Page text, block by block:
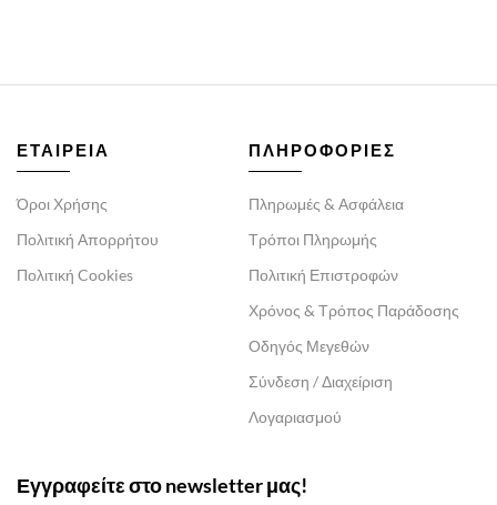
ΕΤΑΙΡΕΙΑ
Όροι Χρήσης
Πολιτική Απορρήτου
Πολιτική Cookies
ΠΛΗΡΟΦΟΡΙΕΣ
Πληρωμές & Ασφάλεια
Τρόποι Πληρωμής
Πολιτική Επιστροφών
Χρόνος & Τρόπος Παράδοσης
Οδηγός Μεγεθών
Σύνδεση / Διαχείριση
Λογαριασμού
Εγγραφείτε στο newsletter μας!